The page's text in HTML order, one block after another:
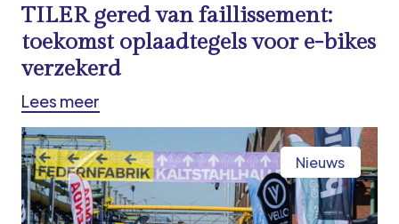
TILER gered van faillissement:
toekomst oplaadtegels voor e-bikes
verzekerd
Lees meer
Nieuws